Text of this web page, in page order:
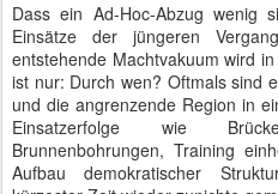
Dass ein Ad-Hoc-Abzug wenig
Einsätze der jüngeren
entstehende Machtvakuum wird
ist nur: Durch wen? Oftmals sind
und die angrenzende Region in
Einsatzerfolge wie
Brunnenbohrungen, Training
Aufbau demokratischer